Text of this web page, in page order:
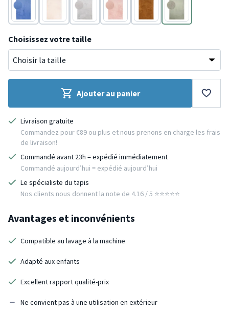
Bleu Crème Gris Rose TerracottaVert
Choisissez votre taille
Ajouter au panier
Livraison gratuite
Commandez pour €89 ou plus et nous prenons en charge les frais
de livraison!
Commandé avant 23h = expédié immédiatement
Commandé aujourd’hui = expédié aujourd’hui
Le spécialiste du tapis
Nos clients nous donnent la note de 4.16 / 5 ⭐️⭐️⭐️⭐️⭐️
Avantages et inconvénients
Compatible au lavage à la machine
Adapté aux enfants
Excellent rapport qualité-prix
Ne convient pas à une utilisation en extérieur